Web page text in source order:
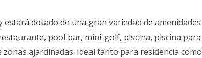
dotado de una gran variedad de amenidades
pool bar, mini-golf, piscina, piscina para
ajardinadas. Ideal tanto para residencia como